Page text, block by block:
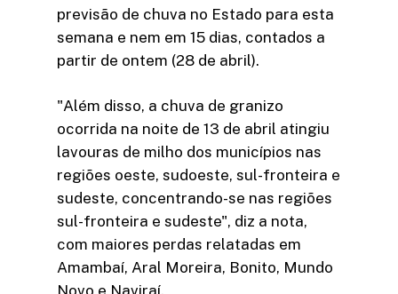
previsão de chuva no Estado para esta
semana e nem em 15 dias, contados a
partir de ontem (28 de abril).
"Além disso, a chuva de granizo
ocorrida na noite de 13 de abril atingiu
lavouras de milho dos municípios nas
regiões oeste, sudoeste, sul-fronteira e
sudeste, concentrando-se nas regiões
sul-fronteira e sudeste", diz a nota,
com maiores perdas relatadas em
Amambaí, Aral Moreira, Bonito, Mundo